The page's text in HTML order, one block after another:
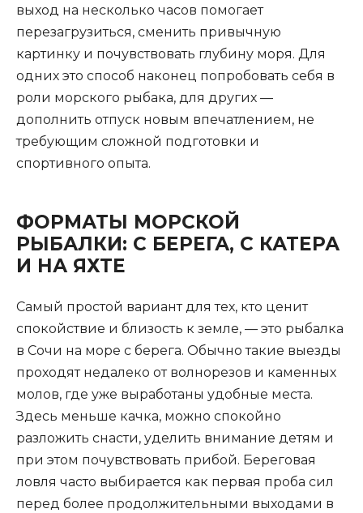
выход на несколько часов помогает
перезагрузиться, сменить привычную
картинку и почувствовать глубину моря. Для
одних это способ наконец попробовать себя в
роли морского рыбака, для других —
дополнить отпуск новым впечатлением, не
требующим сложной подготовки и
спортивного опыта.
ФОРМАТЫ МОРСКОЙ
РЫБАЛКИ: С БЕРЕГА, С КАТЕРА
И НА ЯХТЕ
Самый простой вариант для тех, кто ценит
спокойствие и близость к земле, — это рыбалка
в Сочи на море с берега. Обычно такие выезды
проходят недалеко от волнорезов и каменных
молов, где уже выработаны удобные места.
Здесь меньше качка, можно спокойно
разложить снасти, уделить внимание детям и
при этом почувствовать прибой. Береговая
ловля часто выбирается как первая проба сил
перед более продолжительными выходами в